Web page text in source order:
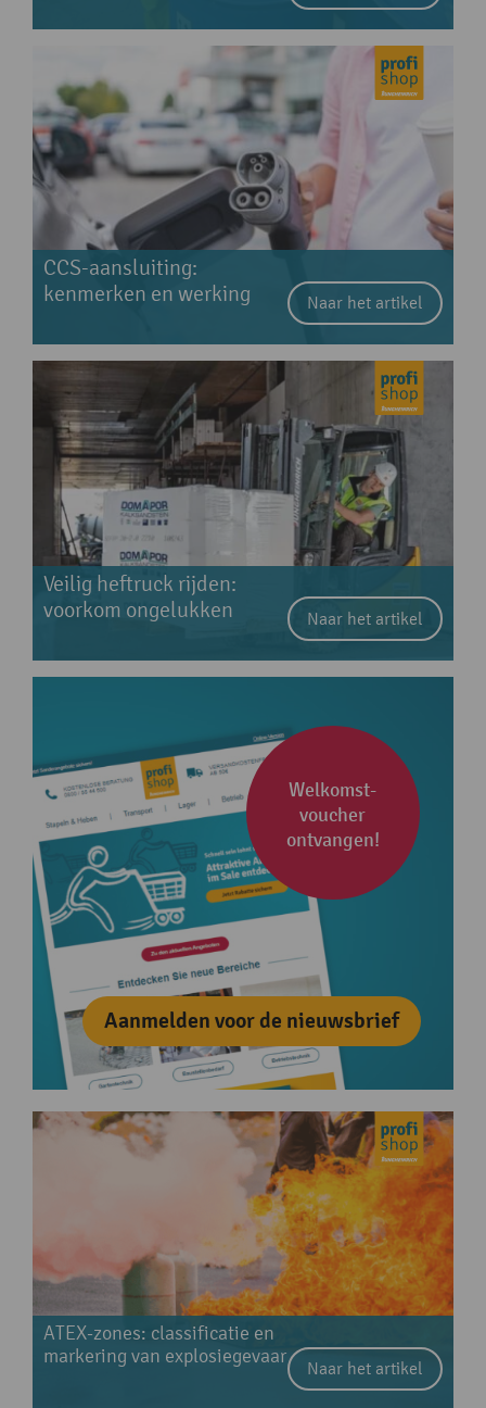
CCS-aansluiting:
kenmerken en werking
Naar het artikel
Veilig heftruck rijden:
voorkom ongelukken
Naar het artikel
Welkomst­
voucher
ontvangen!
Aanmelden voor de nieuwsbrief
ATEX-zones: classificatie en
markering van explosiegevaar
Naar het artikel